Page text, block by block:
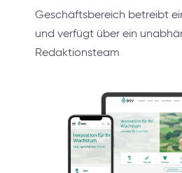
Geschäftsbereich betreibt
und verfügt über ein
Redaktionsteam